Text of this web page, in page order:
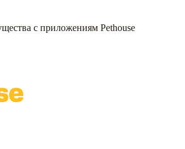
с приложениям Pethouse